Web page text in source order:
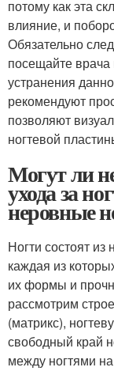
потому как эта
влияние, и
Обязательно
посещайте
устранения
рекомендуют
позволяют
ногтевой
Могут ли
ухода за
неровные
Ногти состоят
каждая из
их формы и
рассмотрим
(матрикс),
свободный край
между ногтями